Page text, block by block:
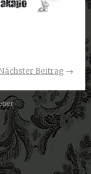
Beitrag →
·